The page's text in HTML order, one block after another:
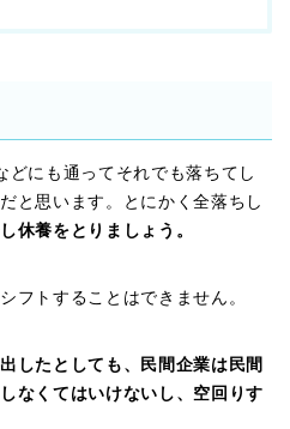
どにも通ってそれでも落ちてし
と思います。とにかく全落ちし
休養をとりましょう。
フトすることはできません。
したとしても、民間企業は民間
なくてはいけないし、空回りす